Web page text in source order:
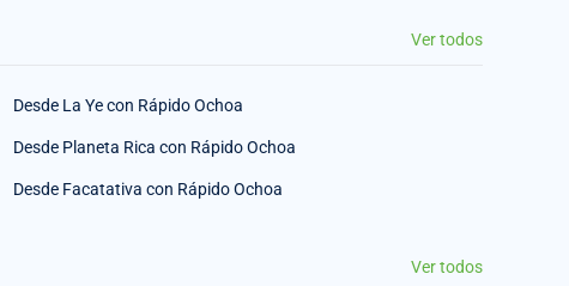
Ver todos
Desde La Ye con Rápido Ochoa
Desde Planeta Rica con Rápido Ochoa
Desde Facatativa con Rápido Ochoa
Ver todos